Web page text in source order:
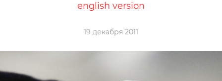
english version
19 декабря 2011